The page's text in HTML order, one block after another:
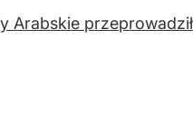
Arabskie